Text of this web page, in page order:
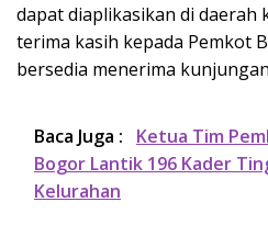
dapat diaplikasikan di daerah
terima kasih kepada Pemkot
bersedia menerima
Baca Juga :
Ketua Tim
Bogor Lantik 196 Kader
Kelurahan